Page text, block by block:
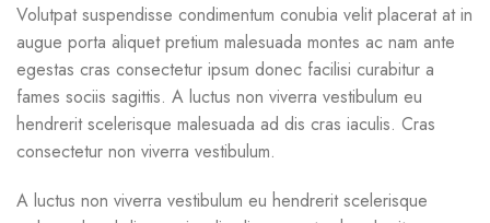
Volutpat suspendisse condimentum conubia velit placerat at in
augue porta aliquet pretium malesuada montes ac nam ante
egestas cras consectetur ipsum donec facilisi curabitur a
fames sociis sagittis. A luctus non viverra vestibulum eu
hendrerit scelerisque malesuada ad dis cras iaculis. Cras
consectetur non viverra vestibulum.
A luctus non viverra vestibulum eu hendrerit scelerisque